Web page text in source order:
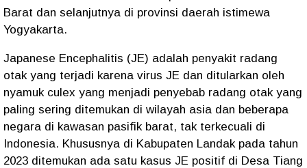
Barat dan selanjutnya di provinsi daerah istimewa
Yogyakarta.
Japanese Encephalitis (JE) adalah penyakit radang
otak yang terjadi karena virus JE dan ditularkan oleh
nyamuk culex yang menjadi penyebab radang otak yang
paling sering ditemukan di wilayah asia dan beberapa
negara di kawasan pasifik barat, tak terkecuali di
Indonesia. Khususnya di Kabupaten Landak pada tahun
2023 ditemukan ada satu kasus JE positif di Desa Tiang